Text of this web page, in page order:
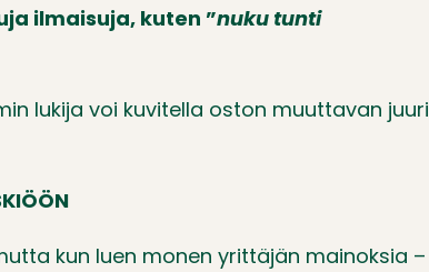
ilmaisuja, kuten ”nuku tunti
lukija voi kuvitella oston muuttavan juuri
kun luen monen yrittäjän mainoksia –